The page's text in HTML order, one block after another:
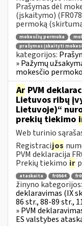
Prašymas dėl
(įskaitymo)
permoką
mokesčių permoka
prašymas įskaityti
kategorijos:
» Pažymų
mokesčio
Ar PVM
Lietuvos ribų
Lietuvoje)“
prekių tiekimo
Web turinio
Registracijos
PVM deklaracija
Prekių tiekimo ir
ataskaita fr0564
žinyno kategorijos:
deklaravimas (IX
86 str., 88-89 str.,
» PVM
ES valstybes